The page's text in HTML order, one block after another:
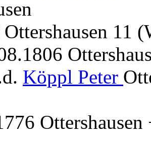
11
Köppl Peter
Ottershausen